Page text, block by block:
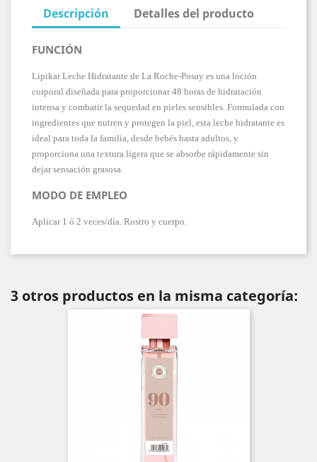
Descripción Detalles del producto
FUNCIÓN
Lipikar Leche Hidratante de La Roche-Posay es una loción
corporal diseñada para proporcionar 48 horas de hidratación
intensa y combatir la sequedad en pieles sensibles. Formulada con
ingredientes que nutren y protegen la piel, esta leche hidratante es
ideal para toda la familia, desde bebés hasta adultos, y
proporciona una textura ligera que se absorbe rápidamente sin
dejar sensación grasosa.
MODO DE EMPLEO
Aplicar 1 ó 2 veces/día. Rostro y cuerpo.
3 otros productos en la misma categoría: